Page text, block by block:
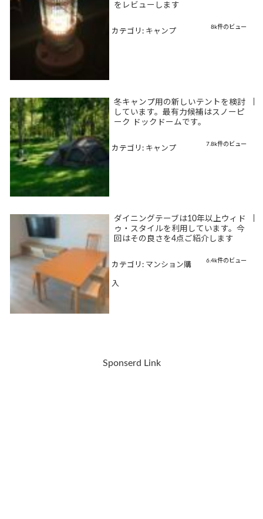
をレビューします
8k件のビュー
カテゴリ: キャンプ
冬キャンプ用の新しいテントを検討
しています。最有力候補はスノーピ
ーク ドックドームです。
7.8k件のビュー
カテゴリ: キャンプ
ダイニングテーブは10年以上ウィド
ゥ・スタイルを利用しています。今
回はその良さを4点ご紹介します
6.4k件のビュー
カテゴリ: マンション購
入
Sponserd Link